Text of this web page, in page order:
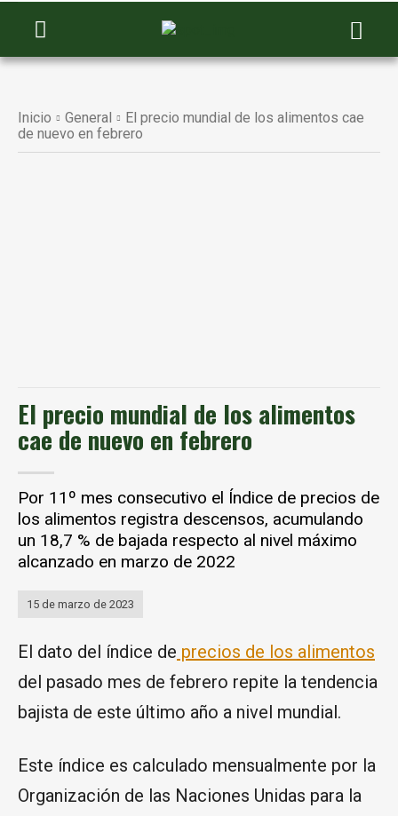
Inicio General
El precio mundial de los alimentos cae
de nuevo en febrero
El precio mundial de los alimentos
cae de nuevo en febrero
Por 11º mes consecutivo el Índice de precios de
los alimentos registra descensos, acumulando
un 18,7 % de bajada respecto al nivel máximo
alcanzado en marzo de 2022
15 de marzo de 2023
El dato del índice de precios de los alimentos
del pasado mes de febrero repite la tendencia
bajista de este último año a nivel mundial.
Este índice es calculado mensualmente por la
Organización de las Naciones Unidas para la